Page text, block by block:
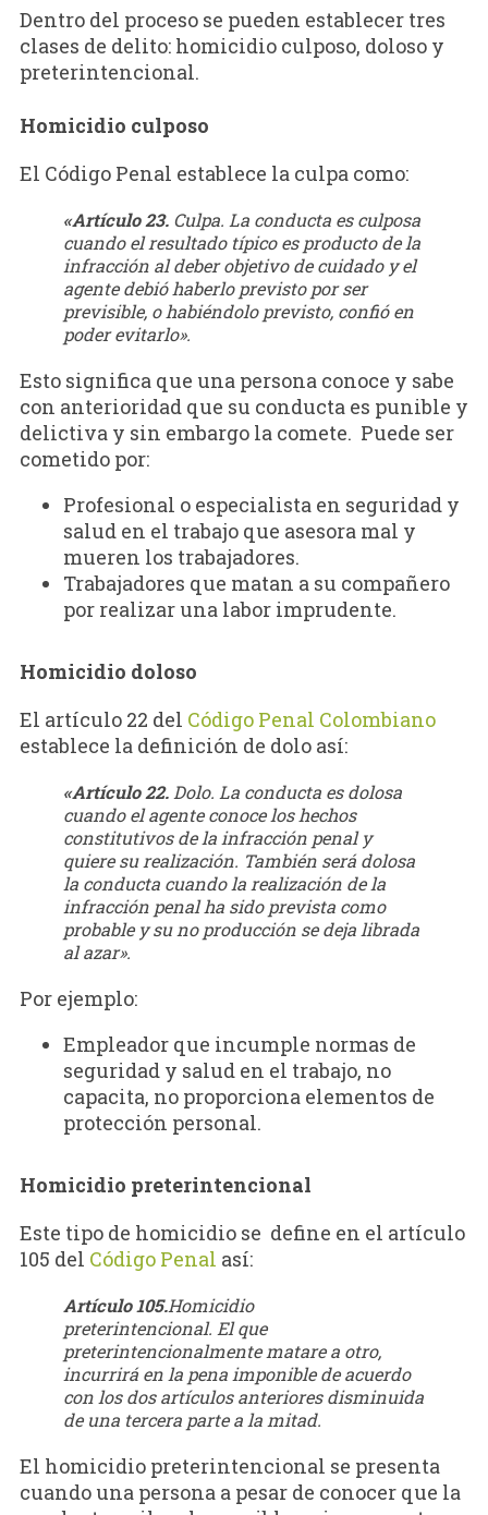
Dentro del proceso se pueden establecer tres
clases de delito: homicidio culposo, doloso y
preterintencional.
Homicidio culposo
El Código Penal establece la culpa como:
«Artículo 23.Culpa. La conducta es culposa
cuando el resultado típico es producto de la
infracción al deber objetivo de cuidado y el
agente debió haberlo previsto por ser
previsible, o habiéndolo previsto, confió en
poder evitarlo».
Esto significa que una persona conoce y sabe
con anterioridad que su conducta es punible y
delictiva y sin embargo la comete. Puede ser
cometido por:
Profesional o especialista en seguridad y
salud en el trabajo que asesora mal y
mueren los trabajadores.
Trabajadores que matan a su compañero
por realizar una labor imprudente.
Homicidio doloso
El artículo 22 del Código Penal Colombiano
establece la definición de dolo así:
«Artículo 22.Dolo. La conducta es dolosa
cuando el agente conoce los hechos
constitutivos de la infracción penal y
quiere su realización. También será dolosa
la conducta cuando la realización de la
infracción penal ha sido prevista como
probable y su no producción se deja librada
al azar».
Por ejemplo:
Empleador que incumple normas de
seguridad y salud en el trabajo, no
capacita, no proporciona elementos de
protección personal.
Homicidio preterintencional
Este tipo de homicidio se define en el artículo
105 del Código Penal así:
Artículo 105.Homicidio
preterintencional. El que
preterintencionalmente matare a otro,
incurrirá en la pena imponible de acuerdo
con los dos artículos anteriores disminuida
de una tercera parte a la mitad.
El homicidio preterintencional se presenta
cuando una persona a pesar de conocer que la